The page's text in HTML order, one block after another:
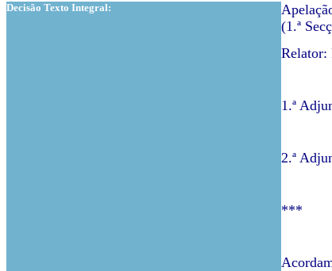
Decisão Texto Integral:
(1.ª
Relator:
1.ª
2.ª
***